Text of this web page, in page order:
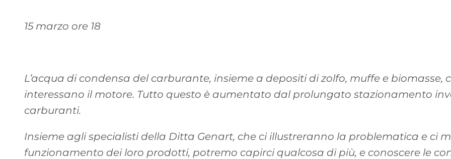
15 marzo ore 18
L’acqua di condensa del carburante, insieme a depositi di zolfo, muffe e
interessano il motore. Tutto questo è aumentato dal prolungato stazionamento
carburanti.
Insieme agli specialisti della Ditta Genart, che ci illustreranno la problematica e ci
funzionamento dei loro prodotti, potremo capirci qualcosa di più, e conoscere le